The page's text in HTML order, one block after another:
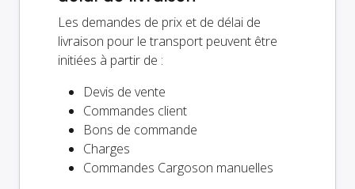
Les demandes de prix et de délai de
livraison pour le transport peuvent être
initiées à partir de :
Devis de vente
Commandes client
Bons de commande
Charges
Commandes Cargoson manuelles